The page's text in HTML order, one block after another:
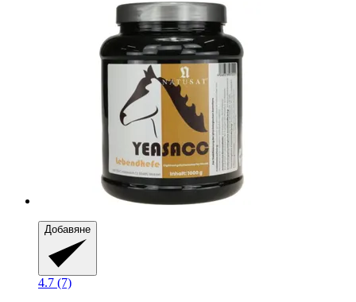
Добавяне
4.7 (7)